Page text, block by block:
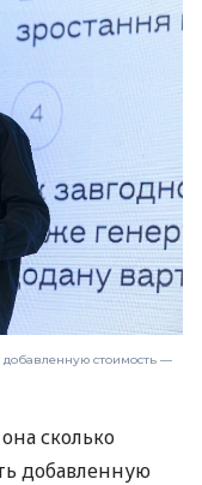
добавленную стоимость —
сколько
добавленную